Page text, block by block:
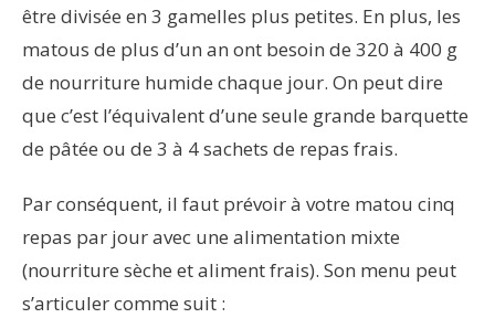
être divisée en 3 gamelles plus petites. En plus, les
matous de plus d’un an ont besoin de 320 à 400 g
de nourriture humide chaque jour. On peut dire
que c’est l’équivalent d’une seule grande barquette
de pâtée ou de 3 à 4 sachets de repas frais.
Par conséquent, il faut prévoir à votre matou cinq
repas par jour avec une alimentation mixte
(nourriture sèche et aliment frais). Son menu peut
s’articuler comme suit :